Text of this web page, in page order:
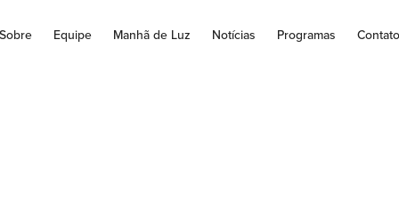
Sobre Equipe Manhã de Luz Notícias Programas Contato